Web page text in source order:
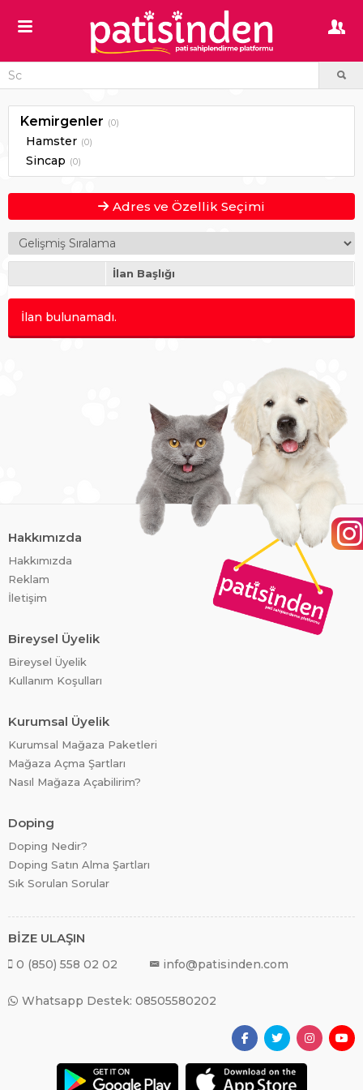
Kemirgenler (0)
Hamster (0)
Sincap (0)
Adres ve Özellik Seçimi
İlan Başlığı
İlan bulunamadı.
Hakkımızda
Hakkımızda
Reklam
İletişim
Bireysel Üyelik
Bireysel Üyelik
Kullanım Koşulları
Kurumsal Üyelik
Kurumsal Mağaza Paketleri
Mağaza Açma Şartları
Nasıl Mağaza Açabilirim?
Doping
Doping Nedir?
Doping Satın Alma Şartları
Sık Sorulan Sorular
BİZE ULAŞIN
0 (850) 558 02 02 info@patisinden.com
Whatsapp Destek: 08505580202